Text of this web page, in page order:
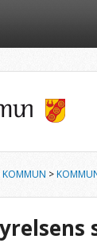
KOMMUN >